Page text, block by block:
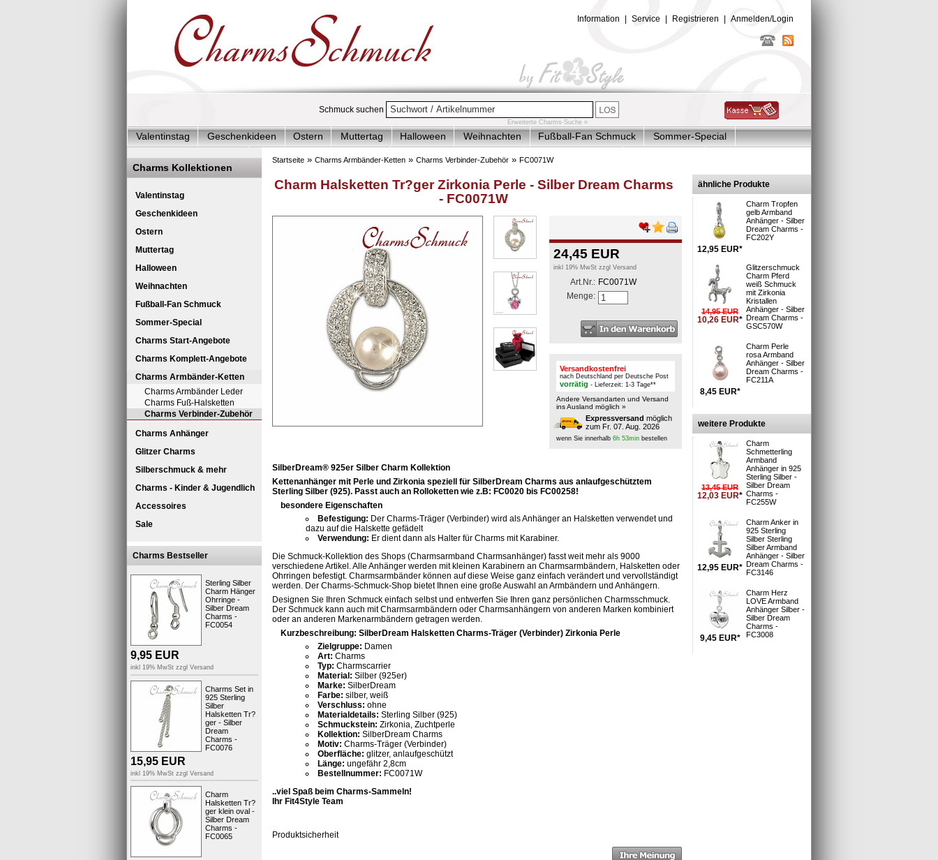
Information Service Registrieren Anmelden/Login
Schmuck suchen
Erweiterte Charms-Suche »
Valentinstag Geschenkideen Ostern Muttertag Halloween Weihnachten Fußball-Fan Schmuck
Sommer-Special
Charms Start-Angebote
Charms Komplett-Angebote Charms Armbänder-Ketten Charms Anhänger
Silberschmuck & mehr
Charms - Kinder & Jugendlich
Charms Kollektionen
Valentinstag
Geschenkideen
Ostern
Muttertag
Halloween
Weihnachten
Fußball-Fan Schmuck
Sommer-Special
Charms Start-Angebote
Charms Komplett-Angebote
Charms Armbänder-Ketten
Charms Armbänder Leder
Charms Fuß-Halsketten
Charms Verbinder-Zubehör
Charms Anhänger
Glitzer Charms
Silberschmuck & mehr
Charms - Kinder & Jugendlich
Accessoires
Sale
Charms Bestseller
Sterling Silber
Charm Hänger
Ohrringe -
Silber Dream
Charms -
FC0054
9,95 EUR
inkl 19% MwSt zzgl Versand
Charms Set in
925 Sterling
Silber
Halsketten Tr?
ger - Silber
Dream
Charms -
FC0076
15,95 EUR
inkl 19% MwSt zzgl Versand
Charm
Halsketten Tr?
ger klein oval -
Silber Dream
Charms -
FC0065
Startseite » Charms Armbänder-Ketten » Charms Verbinder-Zubehör » FC0071W
ähnliche Produkte
12,95 EUR*
Charm Tropfen
gelb Armband
Anhänger - Silber
Dream Charms -
FC202Y
14,95EUR
10,26 EUR*
Glitzerschmuck
Charm Pferd
weiß Schmuck
mit Zirkonia
Kristallen
Anhänger - Silber
Dream Charms -
GSC570W
8,45 EUR*
Charm Perle
rosa Armband
Anhänger - Silber
Dream Charms -
FC211A
weitere Produkte
13,45EUR
12,03 EUR*
Charm
Schmetterling
Armband
Anhänger in 925
Sterling Silber -
Silber Dream
Charms -
FC255W
12,95 EUR*
Charm Anker in
925 Sterling
Silber Sterling
Silber Armband
Anhänger - Silber
Dream Charms -
FC3146
9,45 EUR*
Charm Herz
LOVE Armband
Anhänger Silber -
Silber Dream
Charms -
FC3008
Charm Halsketten Tr?ger Zirkonia Perle - Silber Dream Charms
- FC0071W
24,45 EUR
inkl 19% MwSt zzgl Versand
Art.Nr.: FC0071W
Menge:
Versandkostenfrei
nach Deutschland per Deutsche Post
vorrätig - Lieferzeit: 1-3 Tage**
Andere Versandarten und Versand
ins Ausland möglich »
Expressversand möglich
zum Fr. 07. Aug. 2026
wenn Sie innerhalb6h 53min bestellen
SilberDream® 925er Silber Charm Kollektion
Kettenanhänger mit Perle und Zirkonia speziell für SilberDream Charms aus anlaufgeschütztem
Sterling Silber (925). Passt auch an Rolloketten wie z.B: FC0020 bis FC00258!
besondere Eigenschaften
Befestigung: Der Charms-Träger (Verbinder) wird als Anhänger an Halsketten verwendet und
dazu auf die Halskette gefädelt
Verwendung: Er dient dann als Halter für Charms mit Karabiner.
Die Schmuck-Kollektion des Shops (Charmsarmband Charmsanhänger) fasst weit mehr als 9000
verschiedene Artikel. Alle Anhänger werden mit kleinen Karabinern an Charmsarmbändern, Halsketten oder
Ohrringen befestigt. Charmsarmbänder können auf diese Weise ganz einfach verändert und vervollständigt
werden. Der Charms-Schmuck-Shop bietet Ihnen eine große Auswahl an Armbändern und Anhängern.
Designen Sie Ihren Schmuck einfach selbst und entwerfen Sie Ihren ganz persönlichen Charmsschmuck.
Der Schmuck kann auch mit Charmsarmbändern oder Charmsanhängern von anderen Marken kombiniert
oder an anderen Markenarmbändern getragen werden.
Kurzbeschreibung: SilberDream Halsketten Charms-Träger (Verbinder) Zirkonia Perle
Zielgruppe: Damen
Art: Charms
Typ: Charmscarrier
Material: Silber (925er)
Marke: SilberDream
Farbe: silber, weiß
Verschluss: ohne
Materialdetails: Sterling Silber (925)
Schmuckstein: Zirkonia, Zuchtperle
Kollektion: SilberDream Charms
Motiv: Charms-Träger (Verbinder)
Oberfläche: glitzer, anlaufgeschützt
Länge: ungefähr 2,8cm
Bestellnummer: FC0071W
..viel Spaß beim Charms-Sammeln!
Ihr Fit4Style Team
Produktsicherheit